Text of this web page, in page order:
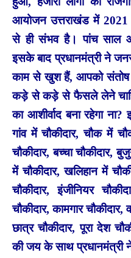
आयोजन उत्तराखंड में
से ही संभव है। पांच साल
इसके बाद प्रधानमंत्री ने
काम से खुश हैं, आपको संतोष
कड़े से कड़े से फैसले लेने
का आशीर्वाद बना रहेगा
गांव में चौकीदार, चौक में
चौकीदार, बच्चा चौकीदार,
में चौकीदार, खलिहान में
चौकीदार, इंजीनियर
चौकीदार, कामगार चौकीदार,
छात्र चौकीदार, पूरा देश
की जय के साथ प्रधानमंत्री